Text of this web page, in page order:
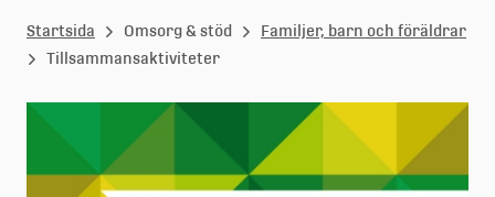
u
l
e
å
Startsida Omsorg & stöd
Familjer, barn och föräldrar
Tillsammansaktiviteter